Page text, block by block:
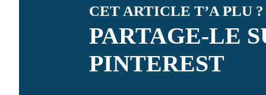
CET ARTICLE T’A PLU ?
PARTAGE-LE
PINTEREST